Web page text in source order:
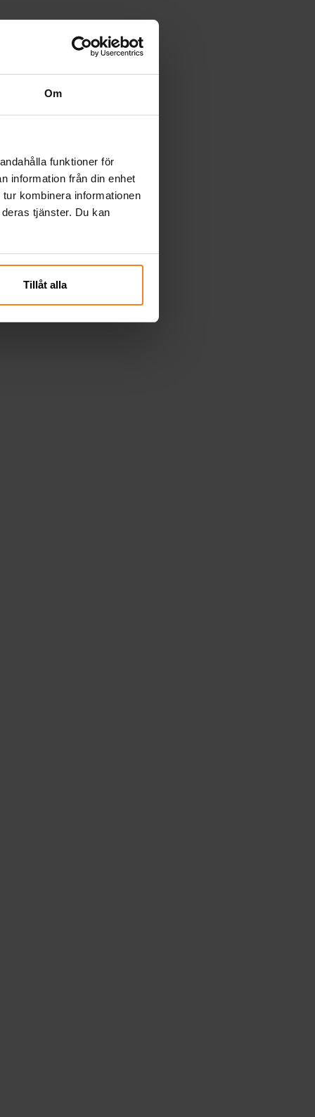
Om
funktioner för
information från din enhet
kombinera informationen
tjänster. Du kan
Tillåt alla